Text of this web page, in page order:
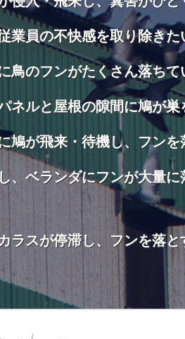
業員の不快感を取り除きた
鳥のフンがたくさん落ち
ネルと屋根の隙間に鳩が巣
鳩が飛来・待機し、フンを
、ベランダにフンが大量
ラスが停滞し、フンを落